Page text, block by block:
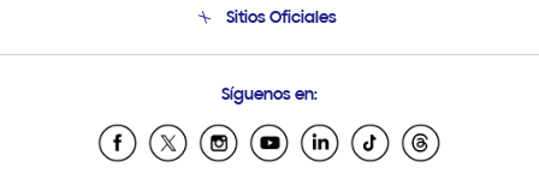
Soporte vía eMail
Sitios Oficiales
Samsung Ecuador
Samsung El Salvador
Síguenos en: